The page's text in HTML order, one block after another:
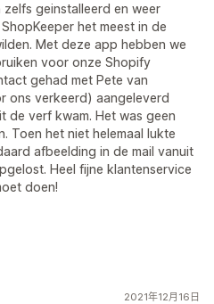
geinstalleerd en weer
het meest in de
Met deze app hebben we
voor onze Shopify
gehad met Pete van
ons verkeerd) aangeleverd
de verf kwam. Het was geen
Toen het niet helemaal lukte
afbeelding in de mail vanuit
Heel fijne klantenservice
doen!
2021年12月16日